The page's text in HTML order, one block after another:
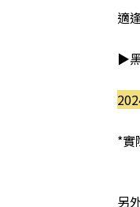
適
▶
*實
另